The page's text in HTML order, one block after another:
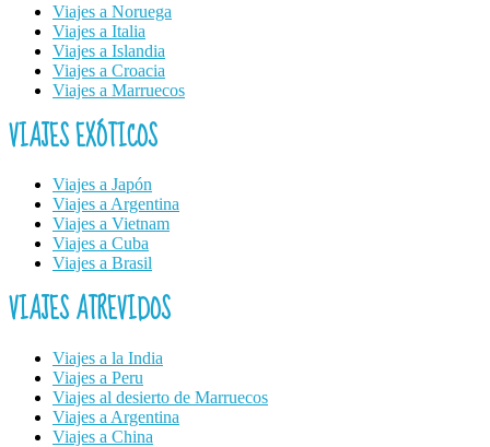
Viajes a Noruega
Viajes a Italia
Viajes a Islandia
Viajes a Croacia
Viajes a Marruecos
VIAJES EXÓTICOS
Viajes a Japón
Viajes a Argentina
Viajes a Vietnam
Viajes a Cuba
Viajes a Brasil
VIAJES ATREVIDOS
Viajes a la India
Viajes a Peru
Viajes al desierto de Marruecos
Viajes a Argentina
Viajes a China